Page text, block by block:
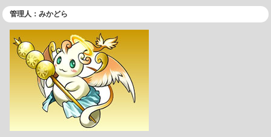
管理人：みかどら